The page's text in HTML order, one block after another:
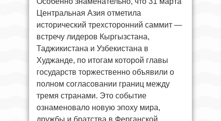
Центральная Азия отметила
исторический трехсторонний саммит —
встречу лидеров Кыргызстана,
Таджикистана и Узбекистана в
Худжанде, по итогам которой главы
государств торжественно объявили о
полном согласовании границ между
тремя странами. Это событие
ознаменовало новую эпоху мира,
дружбы и братства в Ферганской